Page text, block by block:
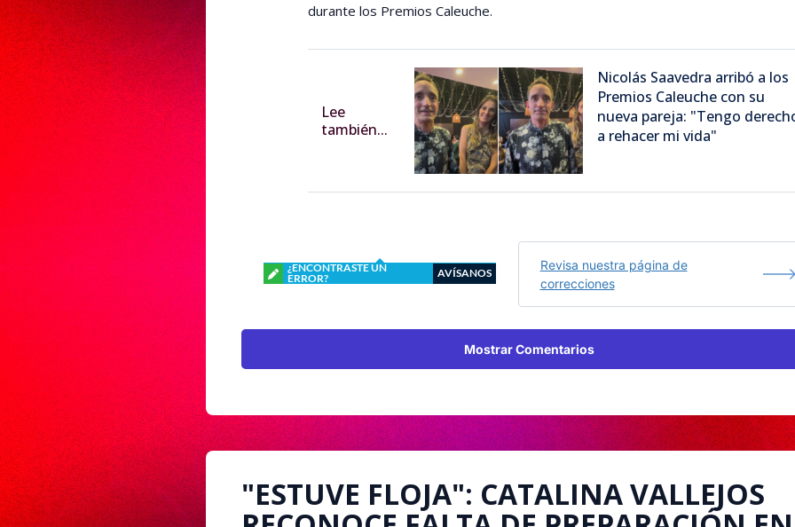
durante los Premios Caleuche.
Lee
también...
Nicolás Saavedra arribó a los
Premios Caleuche con su
nueva pareja: "Tengo
a rehacer mi vida"
¿ENCONTRASTE UN
ERROR?
AVÍSANOS
Revisa nuestra página de
correcciones
Mostrar Comentarios
"ESTUVE FLOJA": CATALINA VALLEJOS